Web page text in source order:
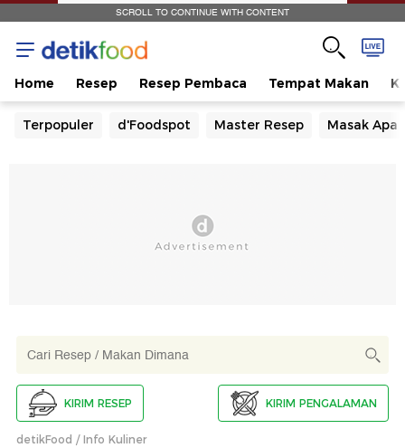
SCROLL TO CONTINUE WITH CONTENT
Home Resep Resep Pembaca Tempat Makan
Terpopuler d'Foodspot Master Resep Masak Apa
KIRIM RESEP KIRIM PENGALAMAN
detikFood Info Kuliner